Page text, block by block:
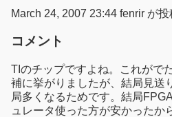
March 24, 2007 23:44 fenrir が投
コメント
TIのチップですよね。これがで
補に挙がりましたが、結局見送
局多くなるためです。結局
ュレータ使った方が安かったか